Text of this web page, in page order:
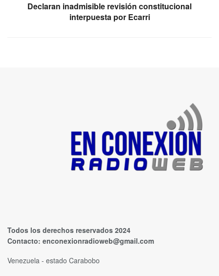
Declaran inadmisible revisión constitucional
interpuesta por Ecarri
Todos los derechos reservados 2024
Contacto: enconexionradioweb@gmail.com
Venezuela - estado Carabobo